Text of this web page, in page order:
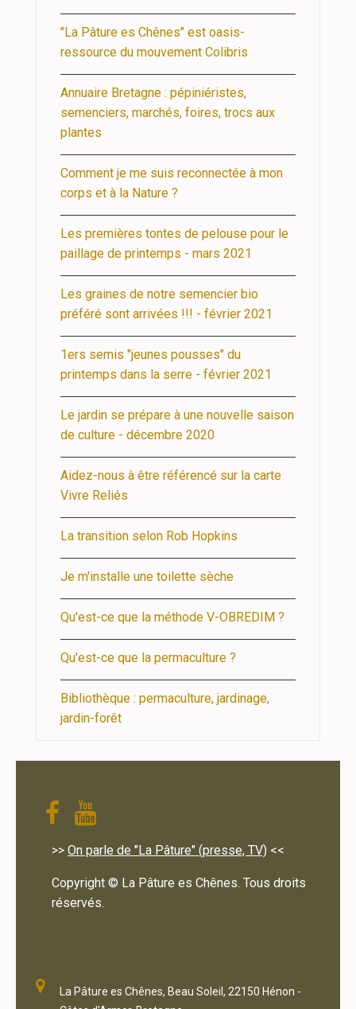
"La Pâture es Chênes" est oasis-
ressource du mouvement Colibris
Annuaire Bretagne : pépiniéristes,
semenciers, marchés, foires, trocs aux
plantes
Comment je me suis reconnectée à mon
corps et à la Nature ?
Les premières tontes de pelouse pour le
paillage de printemps - mars 2021
Les graines de notre semencier bio
préféré sont arrivées !!! - février 2021
1ers semis "jeunes pousses" du
printemps dans la serre - février 2021
Le jardin se prépare à une nouvelle saison
de culture - décembre 2020
Aidez-nous à être référencé sur la carte
Vivre Reliés
La transition selon Rob Hopkins
Je m'installe une toilette sèche
Qu'est-ce que la méthode V-OBREDIM ?
Qu'est-ce que la permaculture ?
Bibliothèque : permaculture, jardinage,
jardin-forêt
>> On parle de "La Pâture" (presse, TV) <<
Copyright © La Pâture es Chênes. Tous droits
réservés.
La Pâture es Chênes, Beau Soleil, 22150 Hénon -